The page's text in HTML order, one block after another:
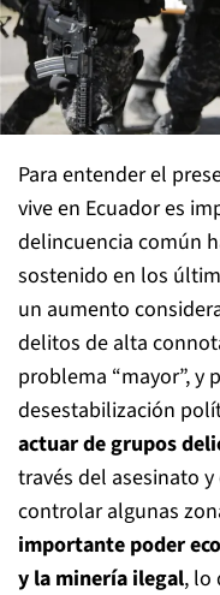
Para entender el
vive en Ecuador es
delincuencia común
sostenido en los
un aumento
delitos de alta
problema “mayor”, y
desestabilización
actuar de grupos
través del asesinato
controlar algunas
importante poder
y la minería ilegal, lo